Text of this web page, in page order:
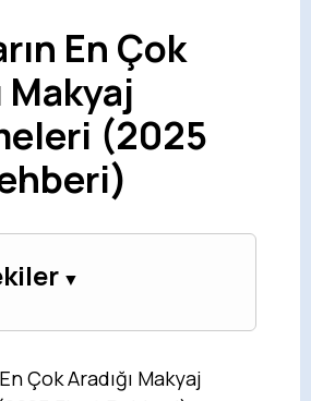
En Çok
Makyaj
(2025
Çok Aradığı Makyaj